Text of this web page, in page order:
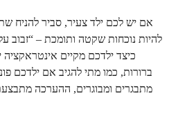
אם יש לכם ילד צעיר, סביר להניח
להיות נוכחות שקטה ותומכת – “זבוב
כיצד ילדכם מקיים
ברורות, כמו מתי להגיב אם ילדכם
מתבגרים ומבוגרים, ההערכה